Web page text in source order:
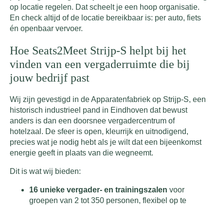
op locatie regelen. Dat scheelt je een hoop organisatie.
En check altijd of de locatie bereikbaar is: per auto, fiets
én openbaar vervoer.
Hoe Seats2Meet Strijp-S helpt bij het
vinden van een vergaderruimte die bij
jouw bedrijf past
Wij zijn gevestigd in de Apparatenfabriek op Strijp-S, een
historisch industrieel pand in Eindhoven dat bewust
anders is dan een doorsnee vergadercentrum of
hotelzaal. De sfeer is open, kleurrijk en uitnodigend,
precies wat je nodig hebt als je wilt dat een bijeenkomst
energie geeft in plaats van die wegneemt.
Dit is wat wij bieden:
16 unieke vergader- en trainingszalen voor
groepen van 2 tot 350 personen, flexibel op te